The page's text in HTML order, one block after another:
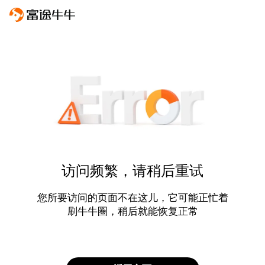
访问频繁，请稍后重试
您所要访问的页面不在这儿，它可能正忙着
刷牛牛圈，稍后就能恢复正常